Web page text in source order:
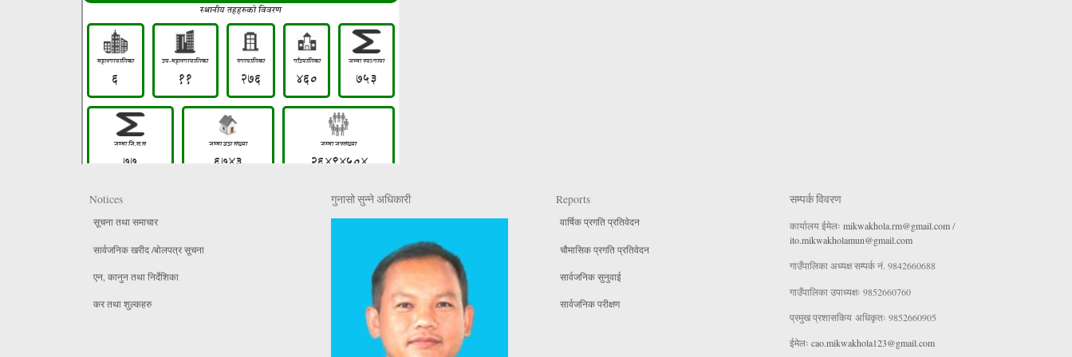
Notices
सूचना तथा समाचार
सार्वजनिक खरीद /बोलपत्र सूचना
एन, कानुन तथा निर्देशिका
कर तथा शुल्कहरु
गुनासो सुन्ने अधिकारी Reports
वार्षिक प्रगति प्रतिवेदन
चौमासिक प्रगति प्रतिवेदन
सार्वजनिक सुनुवाई
सार्वजनिक परीक्षण
सम्पर्क विवरण
कार्यालय ईमेलः mikwakhola.rm@gmail.com/
ito.mikwakholamun@gmail.com
गाउँपालिका अध्यक्ष सम्पर्क नं. 9842660688
गाउँपालिका उपाध्यक्षः 9852660760
प्रमुख प्रशासकिय अधिकृतः 9852660905
ईमेलः cao.mikwakhola123@gmail.com